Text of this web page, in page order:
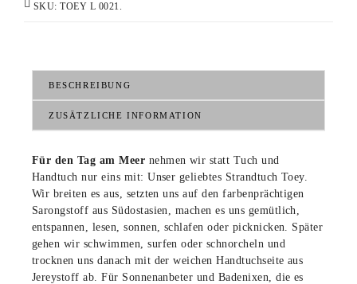
SKU:TOEY L 0021 .
BESCHREIBUNG
ZUSÄTZLICHE INFORMATION
Für den Tag am Meer nehmen wir statt Tuch und
Handtuch nur eins mit: Unser geliebtes Strandtuch Toey.
Wir breiten es aus, setzten uns auf den farbenprächtigen
Sarongstoff aus Südostasien, machen es uns gemütlich,
entspannen, lesen, sonnen, schlafen oder picknicken. Später
gehen wir schwimmen, surfen oder schnorcheln und
trocknen uns danach mit der weichen Handtuchseite aus
Jereystoff ab. Für Sonnenanbeter und Badenixen, die es